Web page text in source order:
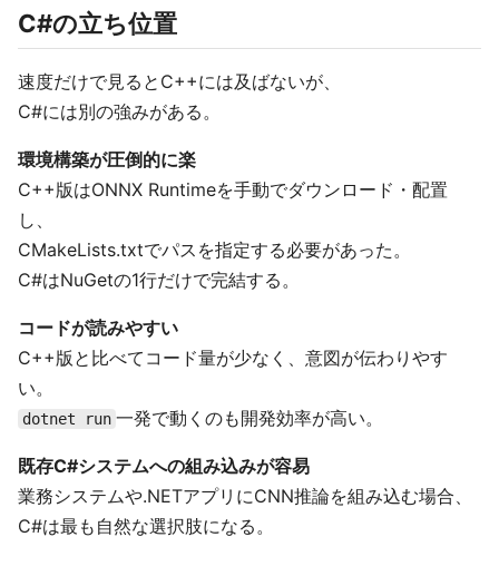
C#の立ち位置
速度だけで見るとC++には及ばないが、
C#には別の強みがある。
環境構築が圧倒的に楽
C++版はONNX Runtimeを手動でダウンロード・配置
し、
CMakeLists.txtでパスを指定する必要があった。
C#はNuGetの1行だけで完結する。
コードが読みやすい
C++版と比べてコード量が少なく、意図が伝わりやす
い。
dotnet run 一発で動くのも開発効率が高い。
既存C#システムへの組み込みが容易
業務システムや.NETアプリにCNN推論を組み込む場合、
C#は最も自然な選択肢になる。